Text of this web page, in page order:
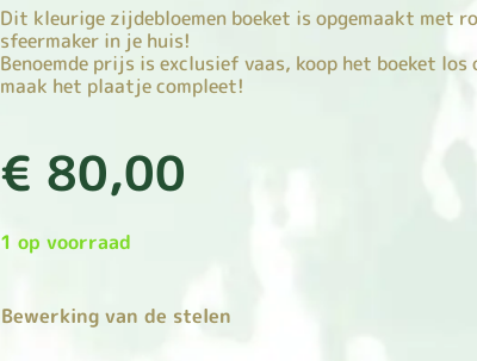
Dit kleurige zijdebloemen boeket is opgemaakt met
sfeermaker in je huis!
Benoemde prijs is exclusief vaas, koop het boeket
maak het plaatje compleet!
€ 80,00
1 op voorraad
Bewerking van de stelen